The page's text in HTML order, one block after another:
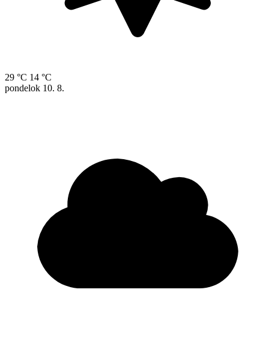
29 °C 14 °C
pondelok 10. 8.